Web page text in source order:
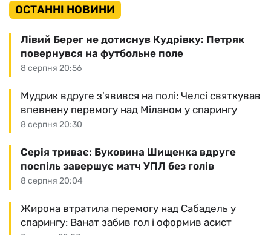
ОСТАННІ НОВИНИ
8 серпня 20:56
Лівий Берег не дотиснув Кудрівку: Петряк
повернувся на футбольне поле
8 серпня 20:30
Мудрик вдруге з'явився на полі: Челсі святкував
впевнену перемогу над Міланом у спарингу
8 серпня 20:04
Серія триває: Буковина Шищенка вдруге
поспіль завершує матч УПЛ без голів
Жирона втратила перемогу над Сабадель у
спарингу: Ванат забив гол і оформив асист